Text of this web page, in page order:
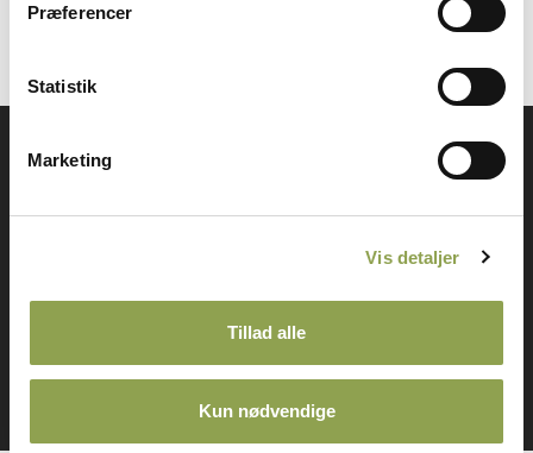
Præferencer
Statistik
Marketing
Vis detaljer
Tillad alle
Kun nødvendige
Få adgang til alt indhold &
mange fordele
Log ind ➜
Bliv medlem ➜